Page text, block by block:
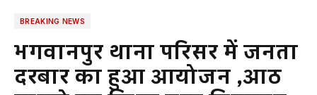
BREAKING NEWS
भगवानपुर थाना परिसर में जनता
दरबार का हुआ आयोजन ,आठ